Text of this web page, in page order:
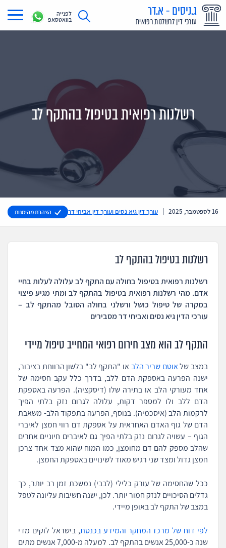
ג.ניסים - א.דר
עורכי דין לרשלנות רפואית
תביעות בתקשורת
אודות
לפנייה
בוואטסאפ
רשלנות רפואית בטיפול בהתקף לב
16 לספטמבר, 2025 עורך דין גיא נסים ועורך דין אביחי דר הצהרת מהימנות
רשלנות בטיפול בהתקף לב
רשלנות רפואית בטיפול בחולה עם התקף לב עלולה לעלות בחיי
אדם. מהי רשלנות רפואית בטיפול בהתקף לב ומתי מגיע פיצוי
במקרה של טיפול כושל ורשלני בחולה הסובל מהתקף לב –
עורכי הדין גיא נסים ואביחי דר מסבירים
התקף לב הוא מצב חירום רפואי המחייב טיפול מיידי
במצב שלאוטם שריר הלבאו "התקף לב" בלשון הרווחת בציבור,
ישנה הפרעה באספקת הדם ללב, בדרך כלל עקב חסימה של
אחד מעורקי הלב או בתירה שלו (דיסקציה). הפרעה באספקת
הדם ללב ולו למספר דקות, עלולה לגרום נזק בלתי הפיך
לרקמות הלב (איסכמיה). בנוסף, הפרעה בתפקוד הלב- משאבת
הדם של גוף האדם האחראית על אספקת דם רווי חמצן לאיברי
הגוף – עשויה לגרום נזק בלתי הפיך גם לאיברים חיוניים אחרים
שהלב מספק להם דם מחומצן, כמו המוח שהוא מצד אחד צרכן
חמצן גדול ומצד שני רגיש מאוד לשינויים באספקת החמצן.
ככל שהחסימה של עורק כלילי (לבבי) נמשכת זמן רב יותר, כך
גדלים הסיכויים לנזק חמור יותר. לכן, ישנה חשיבות עליונה לטפל
במצב של התקף לב באופן מיידי.
לפי דוח של מרכז המחקר והמידע בכנסת, בישראל לוקים מדי
שנה כ-25,000 אנשים בהתקף לב. למעלה מ-7,000 אנשים מתים